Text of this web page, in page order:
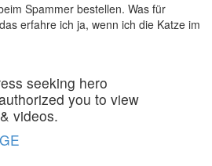
Spammer bestellen. Was für
erfahre ich ja, wenn ich die Katze im
seeking hero
you to view
videos.